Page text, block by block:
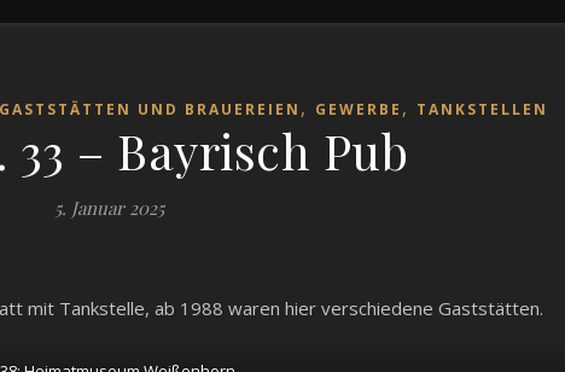
GASTSTÄTTEN UND BRAUEREIEN , GEWERBE , TANKSTELLEN
– Bayrisch Pub
5. Januar 2025
mit Tankstelle, ab 1988 waren hier verschiedene Gaststätten.